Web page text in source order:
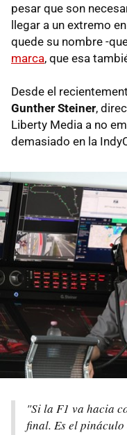
pesar que son
llegar a un extremo
quede su nombre -
marca, que esa
Desde el
Gunther Steiner,
Liberty Media a no
demasiado en la
"Si la F1 va hacia
final. Es el